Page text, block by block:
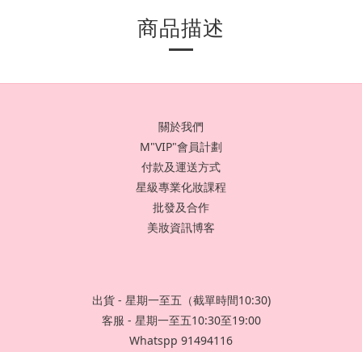
商品描述
關於我們
M"VIP"會員計劃
付款及運送方式
星級專業化妝課程
批發及合作
美妝資訊博客
出貨 - 星期一至五（截單時間10:30)
客服 - 星期一至五10:30至19:00
Whatspp 91494116